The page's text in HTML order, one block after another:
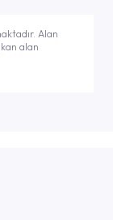
Alan
alan